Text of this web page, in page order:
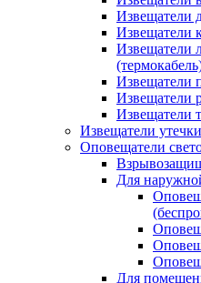
Извещатели
Извещатели
Извещатели
Извещатели
Извещатели
Извещатели
Извещатели
Оповещатели
Для
Для